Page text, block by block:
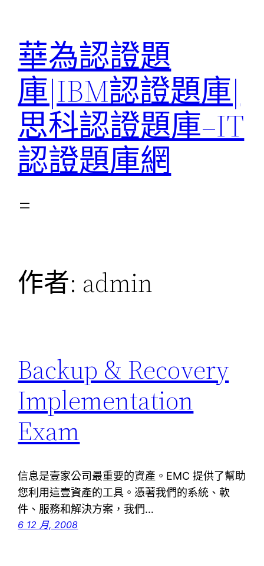
華為認證題
庫|IBM認證題庫|
思科認證題庫–IT
認證題庫網
作者: admin
Backup & Recovery
Implementation
Exam
信息是壹家公司最重要的資產。EMC 提供了幫助
您利用這壹資產的工具。憑著我們的系統、軟
件、服務和解決方案，我們…
6 12 月, 2008